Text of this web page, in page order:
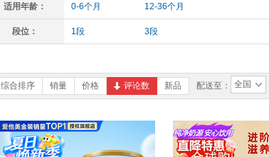
适用年龄： 0-6个月 12-36个月
段位： 1段 3段
综合排序 销量 价格 评论数 新品 配送至： 全国